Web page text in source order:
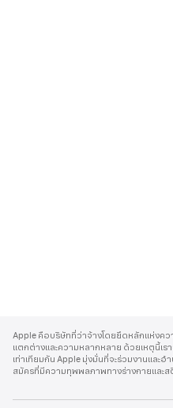
p
p
l
e
o
Apple คือบริษัทที่ว่าจ้างโดยยึดหลักแห่งค
แตกต่างและความหลากหลาย ด้วยเหตุนี้เ
เท่าเทียมกัน Apple มุ่งมั่นที่จะร่วมงานและ
สมัครที่มีความทุพพลภาพทางร่างกายและ